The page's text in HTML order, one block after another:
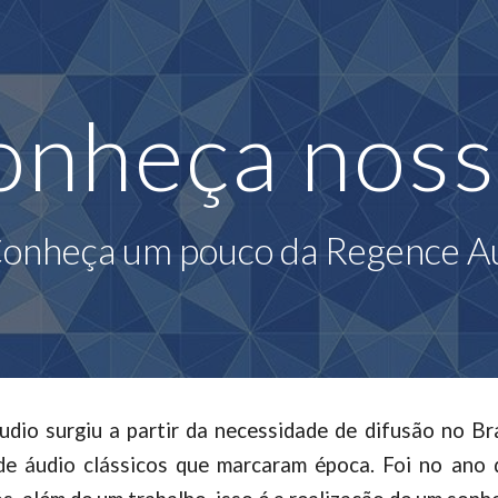
to main content Skip to
um pouco da Regence
surgiu a partir da necessidade de difusão no
áudio clássicos que marcaram época. Foi no